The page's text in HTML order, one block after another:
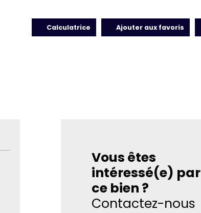
Calculatrice Ajouter aux favoris
Vous êtes
intéressé(e) par
ce bien ?
Contactez-nous